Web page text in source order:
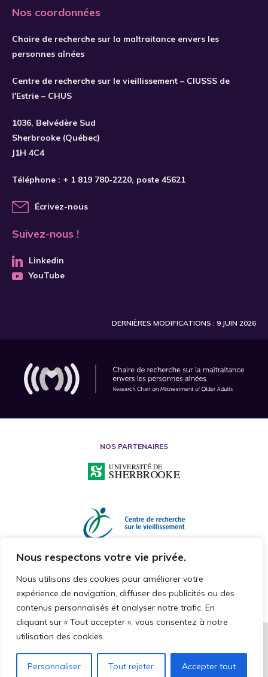
Nous respectons votre vie privée.
Nous utilisons des cookies pour améliorer votre
expérience de navigation, diffuser des publicités ou des
contenus personnalisés et analyser notre trafic. En
cliquant sur « Tout accepter », vous consentez à notre
utilisation des cookies.
Personnaliser Tout rejeter Accepter tout
Nos coordonnées
Chaire de recherche sur la maltraitance envers les
personnes aînées
Centre de recherche sur le vieillissement – CIUSSS de
l'Estrie – CHUS
1036, Belvédère Sud
Sherbrooke (Québec)
J1H 4C4
Téléphone : + 1 819 780-2220, poste 45621
Écrivez-nous
Suivez-nous !
Linkedin
YouTube
DERNIÈRES MODIFICATIONS : 9 JUIN 2026
NOS PARTENAIRES
2026 © CHAIRE DE RECHERCHE SUR LA MALTRAITANCE ENVERS LES